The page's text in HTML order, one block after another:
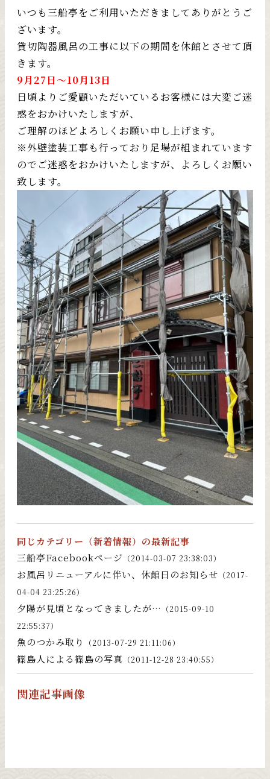
いつも三船亭をご利用いただきましてありがとうご
ざいます。
貸切陶器風呂の工事に以下の期間を休館とさせて頂
きます。
9月27日～10月13日
日頃よりご愛顧いただいているお客様には大変ご迷
惑をおかけいたしますが、
ご理解のほどよろしくお願い申し上げます。
※外壁塗装工事も行っており足場が組まれています
のでご迷惑をおかけいたしますが、よろしくお願い
致します。
同じカテゴリー（新着情報）の最新記事
三船亭Facebookページ （2014-03-07 23:38:03）
お風呂リニューアルに伴い、休館日のお知らせ （2017-
04-04 23:25:26）
夕陽が見頃となってきましたが…
（2015-09-10
22:55:37）
魚のつかみ取り （2013-07-29 21:11:06）
篠島人による篠島の写真 （2011-12-28 23:40:55）
関連記事画像